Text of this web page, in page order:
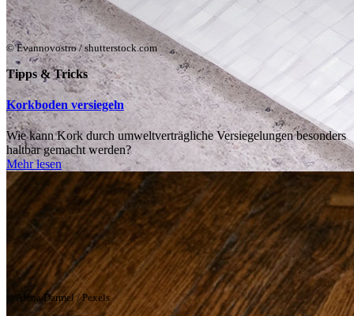
© Evannovostro / shutterstock.com
Tipps & Tricks
Korkboden versiegeln
Wie kann Kork durch umweltverträgliche Versiegelungen besonders
haltbar gemacht werden?
Mehr lesen
© Alena Darmel / Pexels